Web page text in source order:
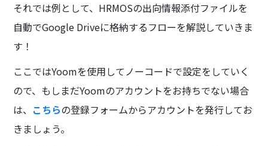
それでは例として、HRMOSの出向情報添付ファイルを
自動でGoogle Driveに格納するフローを解説していきま
す！
ここではYoomを使用してノーコードで設定をしていく
ので、もしまだYoomのアカウントをお持ちでない場合
は、 こちらの登録フォームからアカウントを発行してお
きましょう。